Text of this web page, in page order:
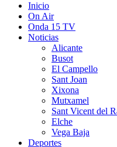
Inicio
On Air
Onda 15 TV
Noticias
Alicante
Busot
El Campello
Sant Joan
Xixona
Mutxamel
Sant Vicent del
Elche
Vega Baja
Deportes